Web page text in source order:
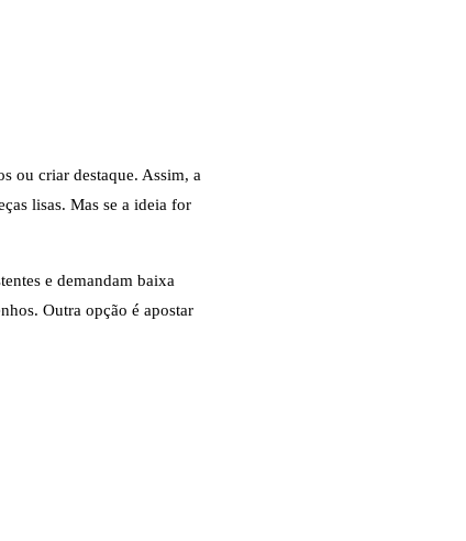
ou criar destaque. Assim, a
lisas. Mas se a ideia for
e demandam baixa
Outra opção é apostar